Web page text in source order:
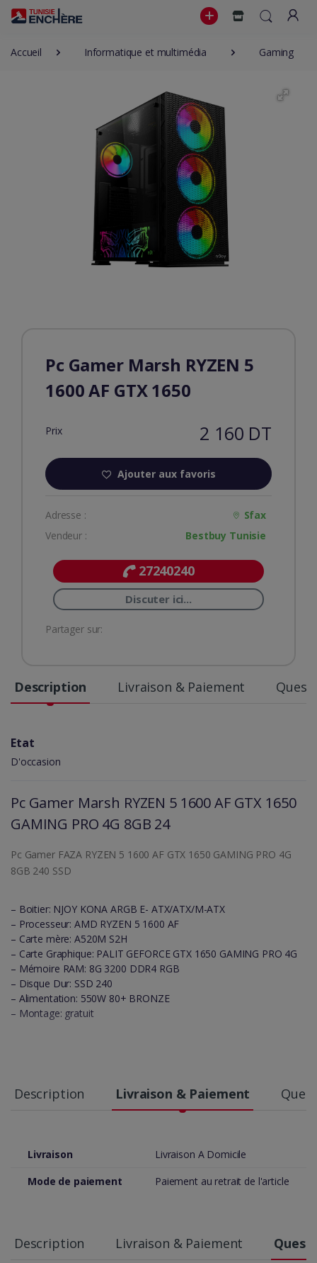
Accueil Informatique et multimédia Gaming
Pc Gamer Marsh RYZEN 5
1600 AF GTX 1650
Prix 2 160 DT
Ajouter aux favoris
Adresse :
Sfax
Vendeur :
Bestbuy Tunisie
27240240
Discuter ici...
Partager sur:
Description Livraison & Paiement
Etat
D'occasion
Pc Gamer Marsh RYZEN 5 1600 AF GTX 1650
GAMING PRO 4G 8GB 24
Pc Gamer FAZA RYZEN 5 1600 AF GTX 1650 GAMING PRO 4G
8GB 240 SSD
– Boitier: NJOY KONA ARGB E- ATX/ATX/M-ATX
– Processeur: AMD RYZEN 5 1600 AF
– Carte mère: A520M S2H
– Carte Graphique: PALIT GEFORCE GTX 1650 GAMING PRO 4G
– Mémoire RAM: 8G 3200 DDR4 RGB
– Disque Dur: SSD 240
– Alimentation: 550W 80+ BRONZE
– Montage: gratuit
Description Livraison & Paiement
Livraison
Livraison A Domicile
Mode de paiement
Paiement au retrait de l'article
Description Livraison & Paiement